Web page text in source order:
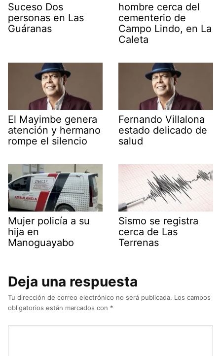
Suceso Dos
personas en Las
Guáranas
hombre cerca del
cementerio de
Campo Lindo, en La
Caleta
El Mayimbe genera
atención y hermano
rompe el silencio
Fernando Villalona
estado delicado de
salud
Mujer policía a su
hija en
Manoguayabo
Sismo se registra
cerca de Las
Terrenas
Deja una respuesta
Tu dirección de correo electrónico no será publicada. Los campos
obligatorios están marcados con *